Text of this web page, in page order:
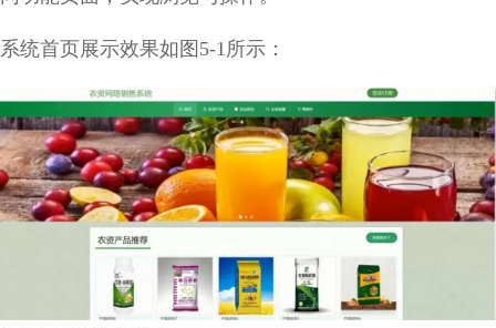
系统首页展示效果如图5-1所示：